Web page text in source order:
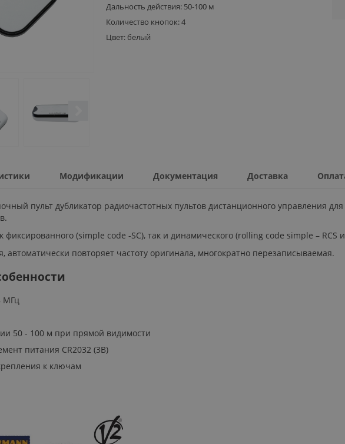
Дальность действия: 50-100 м
Количество кнопок: 4
Цвет: белый
Модификации Документация Доставка
пульт дубликатор радиочастотных пультов дистанционного управления
фиксированного (simple code -SC), так и динамического (rolling code simple – RCS
автоматически повторяет частоту оригинала, многократно перезаписываемая.
МГц
50 - 100 м при прямой видимости
питания CR2032 (3В)
к ключам